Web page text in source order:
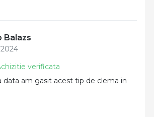
Balazs
verificata
data am gasit acest tip de clema in